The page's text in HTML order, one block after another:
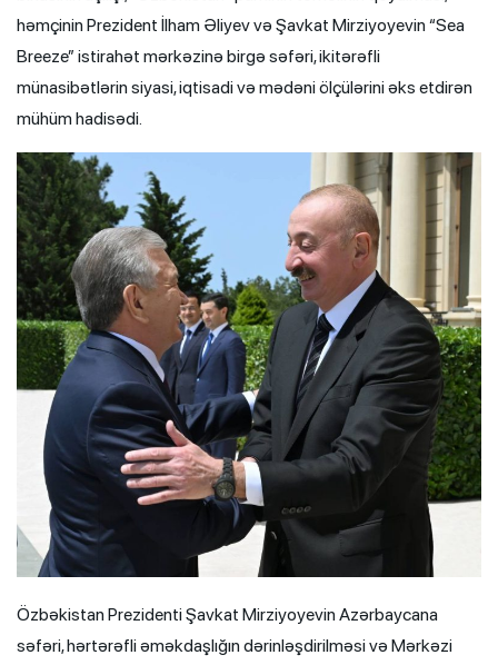
həmçinin Prezident İlham Əliyev və Şavkat Mirziyoyevin “Sea
Breeze” istirahət mərkəzinə birgə səfəri, ikitərəfli
münasibətlərin siyasi, iqtisadi və mədəni ölçülərini əks etdirən
mühüm hadisədi.
Özbəkistan Prezidenti Şavkat Mirziyoyevin Azərbaycana
səfəri, hərtərəfli əməkdaşlığın dərinləşdirilməsi və Mərkəzi